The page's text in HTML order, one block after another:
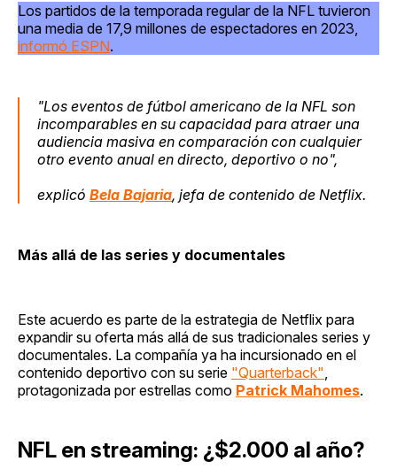
Los partidos de la temporada regular de la NFL tuvieron
una media de 17,9 millones de espectadores en 2023,
informó ESPN.
"Los eventos de fútbol americano de la NFL son
incomparables en su capacidad para atraer una
audiencia masiva en comparación con cualquier
otro evento anual en directo, deportivo o no",
explicó Bela Bajaria, jefa de contenido de Netflix.
Más allá de las series y documentales
Este acuerdo es parte de la estrategia de Netflix para
expandir su oferta más allá de sus tradicionales series y
documentales. La compañía ya ha incursionado en el
contenido deportivo con su serie "Quarterback"
protagonizada por estrellas como Patrick Mahomes.
NFL en streaming: ¿$2.000 al año?